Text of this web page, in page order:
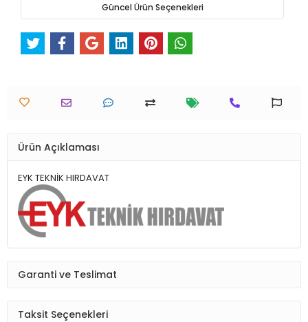
Güncel Ürün Seçenekleri
Ürün Açıklaması
EYK TEKNİK HIRDAVAT
Garanti ve Teslimat
Taksit Seçenekleri